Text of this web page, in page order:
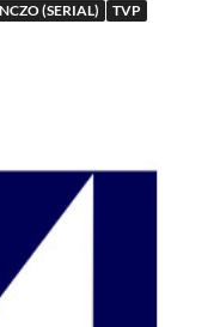
(SERIAL)
TVP